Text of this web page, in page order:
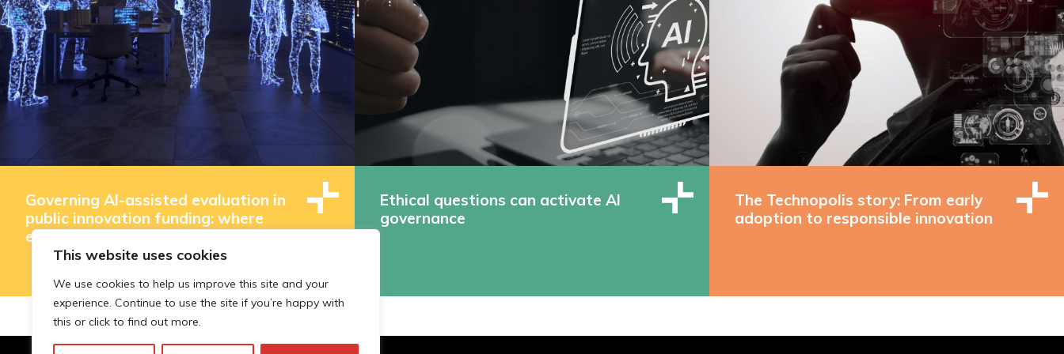
This website uses cookies
We use cookies to help us improve this site and your
experience. Continue to use the site if you’re happy with
this or click to find out more.
Governing AI-assisted evaluation in
public innovation funding: where
efficiency ends and judgement begins
Ethical questions can activate AI
governance
The Technopolis story: From early
adoption to responsible innovation